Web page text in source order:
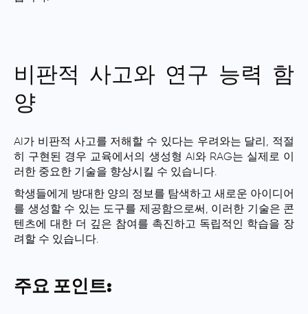
비판적 사고와 연구 능력 함
양
AI가 비판적 사고를 저해할 수 있다는 우려와는 달리, 적절
히 구현된 경우 교육에서의 생성형 AI와 RAG는 실제로 이
러한 중요한 기술을 향상시킬 수 있습니다.
학생들에게 방대한 양의 정보를 탐색하고 새로운 아이디어
를 생성할 수 있는 도구를 제공함으로써, 이러한 기술은 콘
텐츠에 대한 더 깊은 참여를 촉진하고 독립적인 학습을 장
려할 수 있습니다.
주요 포인트: